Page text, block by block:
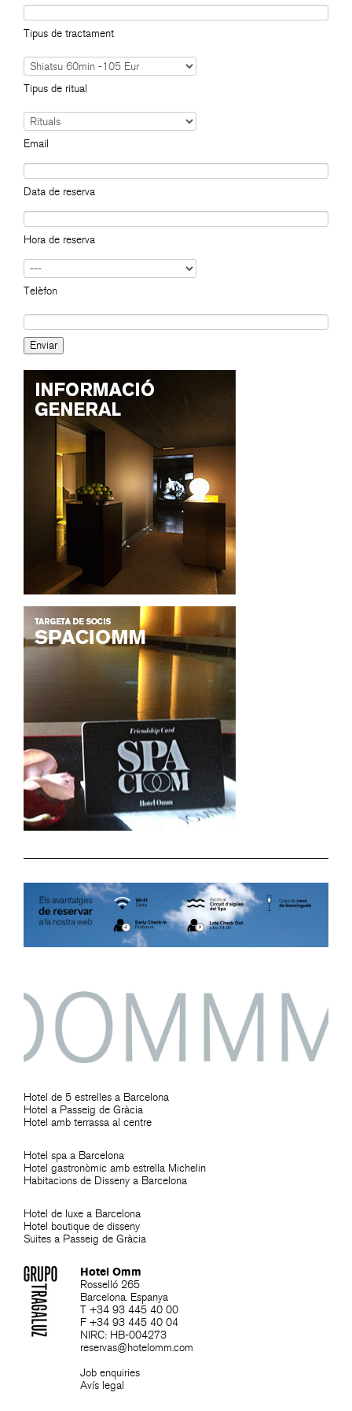
Tipus de tractament
Tipus de ritual
Email
Data de reserva
Hora de reserva
Telèfon
Hotel de 5 estrelles a Barcelona
Hotel a Passeig de Gràcia
Hotel amb terrassa al centre
Hotel spa a Barcelona
Hotel gastronòmic amb estrella Michelin
Habitacions de Disseny a Barcelona
Hotel de luxe a Barcelona
Hotel boutique de disseny
Suites a Passeig de Gràcia
Hotel Omm
Rosselló 265
Barcelona. Espanya
T +34 93 445 40 00
F +34 93 445 40 04
NIRC: HB-004273
reservas@hotelomm.com
Job enquiries
Avís legal